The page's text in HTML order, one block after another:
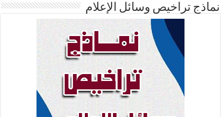
نماذج تراخيص وسائل الإعلام